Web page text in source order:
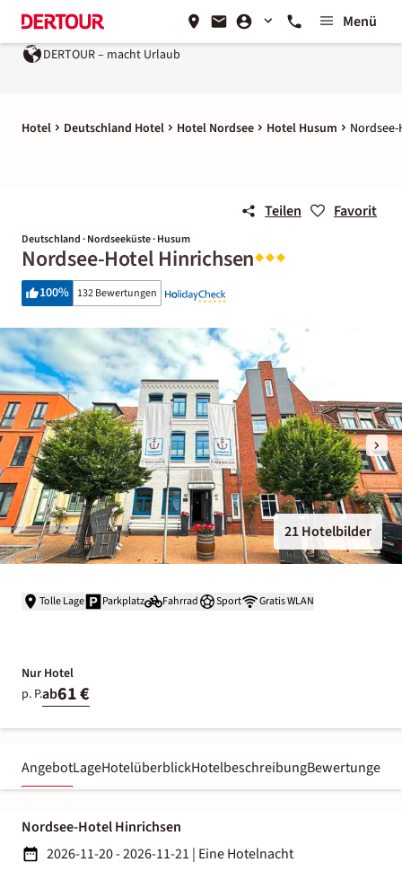
Menü
DERTOUR – macht Urlaub
Hotel Deutschland Hotel Hotel Nordsee Hotel Husum
Teilen Favorit
Deutschland · Nordseeküste · Husum
Nordsee-Hotel Hinrichsen
100% 132 Bewertungen
21 Hotelbilder
Tolle Lage Parkplatz Fahrrad Sport Gratis WLAN
Nur Hotel
p. P.ab61 €
AngebotLageHotelüberblickHotelbeschreibungBewertungen
Nordsee-Hotel Hinrichsen
2026-11-20 - 2026-11-21 | Eine Hotelnacht